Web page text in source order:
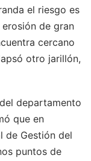
el riesgo es
de gran
cercano
otro jarillón,
departamento
que en
de Gestión del
puntos de